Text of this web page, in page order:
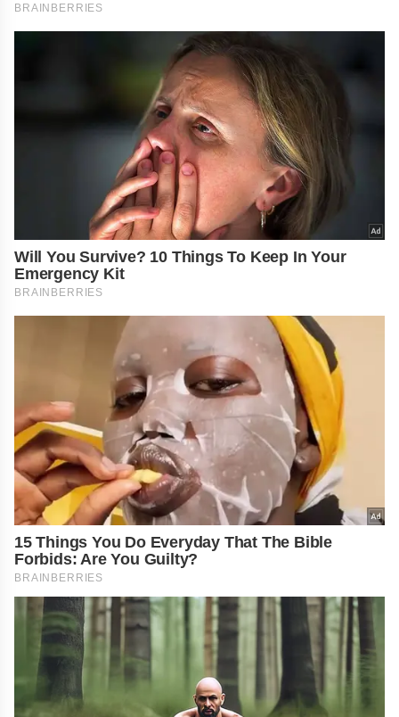
BRAINBERRIES
Will You Survive? 10 Things To Keep In Your
Emergency Kit
BRAINBERRIES
15 Things You Do Everyday That The Bible
Forbids: Are You Guilty?
BRAINBERRIES